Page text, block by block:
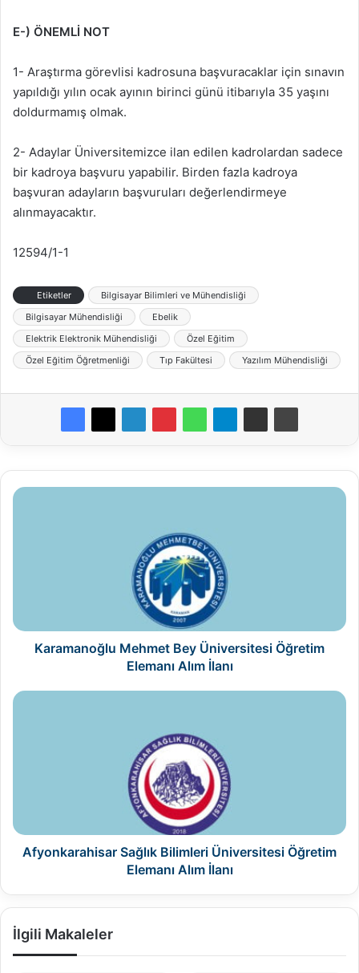
E-) ÖNEMLİ NOT
1- Araştırma görevlisi kadrosuna başvuracaklar için sınavın
yapıldığı yılın ocak ayının birinci günü itibarıyla 35 yaşını
doldurmamış olmak.
2- Adaylar Üniversitemizce ilan edilen kadrolardan sadece
bir kadroya başvuru yapabilir. Birden fazla kadroya
başvuran adayların başvuruları değerlendirmeye
alınmayacaktır.
12594/1-1
Etiketler
Bilgisayar Bilimleri ve Mühendisliği
Bilgisayar Mühendisliği
Ebelik
Elektrik Elektronik Mühendisliği
Özel Eğitim
Özel Eğitim Öğretmenliği
Tıp Fakültesi Yazılım Mühendisliği
Karamanoğlu
Karamanoğlu Mehmet Bey Üniversitesi Öğretim
Elemanı Alım İlanı
Afyonkarahisar
Afyonkarahisar Sağlık Bilimleri Üniversitesi Öğretim
Elemanı Alım İlanı
İlgili Makaleler